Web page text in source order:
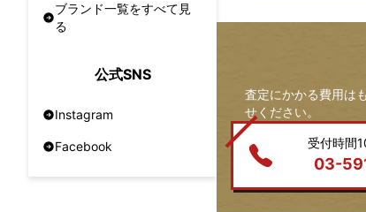
ブランド一覧をすべて見
る
公式SNS
Instagram
Facebook
査定にかかる費用は
せください。
受付時間
03-